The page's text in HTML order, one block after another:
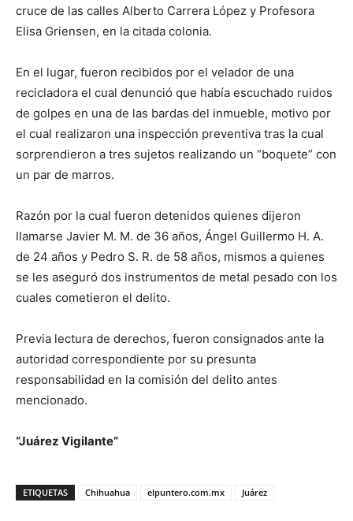
cruce de las calles Alberto Carrera López y Profesora
Elisa Griensen, en la citada colonia.
En el lugar, fueron recibidos por el velador de una
recicladora el cual denunció que había escuchado ruidos
de golpes en una de las bardas del inmueble, motivo por
el cual realizaron una inspección preventiva tras la cual
sorprendieron a tres sujetos realizando un “boquete” con
un par de marros.
Razón por la cual fueron detenidos quienes dijeron
llamarse Javier M. M. de 36 años, Ángel Guillermo H. A.
de 24 años y Pedro S. R. de 58 años, mismos a quienes
se les aseguró dos instrumentos de metal pesado con los
cuales cometieron el delito.
Previa lectura de derechos, fueron consignados ante la
autoridad correspondiente por su presunta
responsabilidad en la comisión del delito antes
mencionado.
“Juárez Vigilante”
ETIQUETAS Chihuahua elpuntero.com.mx Juárez